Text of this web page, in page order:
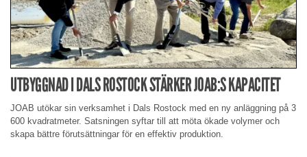
UTBYGGNAD I DALS ROSTOCK STÄRKER JOAB:S KAPACITET
JOAB utökar sin verksamhet i Dals Rostock med en ny anläggning på 3
600 kvadratmeter. Satsningen syftar till att möta ökade volymer och
skapa bättre förutsättningar för en effektiv produktion.